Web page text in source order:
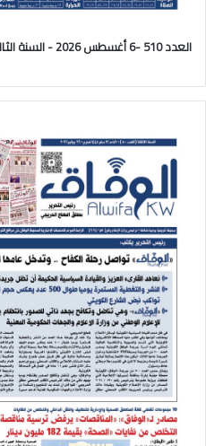
العدد 510 -6 أغسطس 2026 - السنة الثالثة